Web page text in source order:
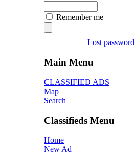
Remember me
Lost password
Main Menu
CLASSIFIED ADS
Map
Search
Classifieds Menu
Home
New Ad